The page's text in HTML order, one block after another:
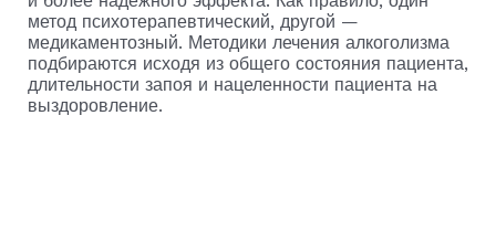
метод психотерапевтический, другой —
медикаментозный. Методики лечения алкоголизма
подбираются исходя из общего состояния пациента,
длительности запоя и нацеленности пациента на
выздоровление.